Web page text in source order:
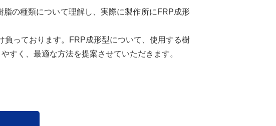
の種類について理解し、実際に製作所にFRP成形
っております。FRP成形型について、使用する樹
すく、最適な方法を提案させていただきます。